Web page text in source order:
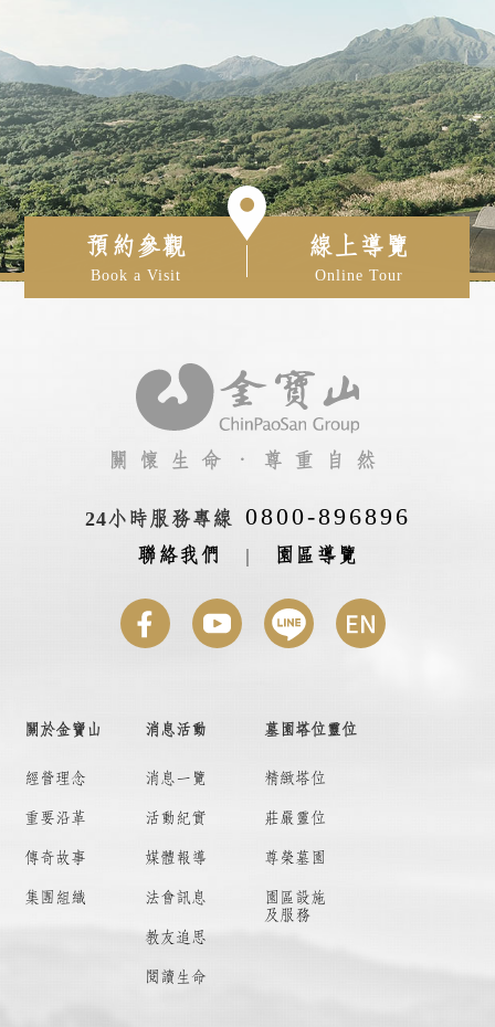
預約參觀
Book a Visit
線上導覽
Online Tour
關懷生命‧尊重自然
24小時服務專線 0800-896896
聯絡我們 | 園區導覽
關於金寶山
經營理念
重要沿革
傳奇故事
集團組織
消息活動
消息一覽
活動紀實
媒體報導
法會訊息
教友追思
閱讀生命
墓園塔位靈位
精緻塔位
莊嚴靈位
尊榮墓園
園區設施
及服務